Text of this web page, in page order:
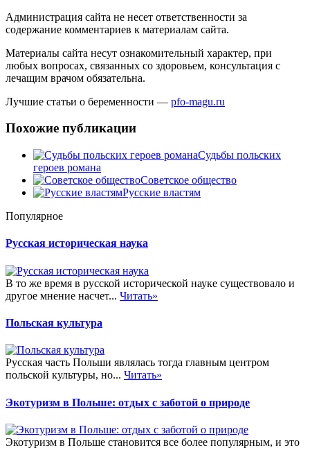
Администрация сайта не несет ответственности за
содержание комментариев к материалам сайта.
Материалы сайта несут ознакомительный характер, при
любых вопросах, связанных со здоровьем, консультация с
лечащим врачом обязательна.
Лучшие статьи о беременности — pfo-magu.ru
Похожие публикации
Судьбы польских
героев романа
Советское общество
Русские властям
Популярное
Русская историческая наука
В то же время в русской исторической науке существовало и
другое мнение насчет... Читать»
Польская культура
Русская часть Польши являлась тогда главным центром
польской культуры, но... Читать»
Экотуризм в Польше: отдых с заботой о природе
Экотуризм в Польше становится все более популярным, и это